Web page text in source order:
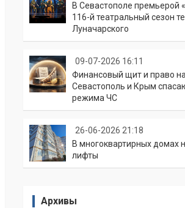
В Севастополе премьерой
116-й театральный сезон
Луначарского
09-07-2026 16:11
Финансовый щит и право
Севастополь и Крым
режима ЧС
26-06-2026 21:18
В многоквартирных домах
лифты
Архивы